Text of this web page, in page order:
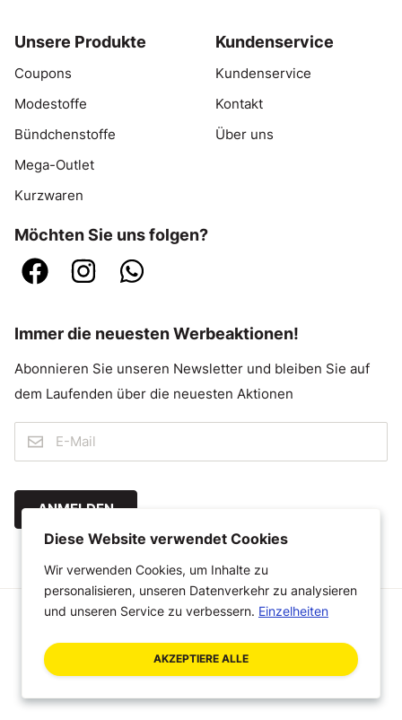
Unsere Produkte
Coupons
Modestoffe
Bündchenstoffe
Mega-Outlet
Kurzwaren
Kundenservice
Kundenservice
Kontakt
Über uns
Möchten Sie uns folgen?
Immer die neuesten Werbeaktionen!
Abonnieren Sie unseren Newsletter und bleiben Sie auf
dem Laufenden über die neuesten Aktionen
ANMELDEN
© 2026 Megastoffen
Geschäftsbedingungen
Haftungsausschluss
Datenschutzerklärung
Diese Website verwendet Cookies
Wir verwenden Cookies, um Inhalte zu
personalisieren, unseren Datenverkehr zu analysieren
und unseren Service zu verbessern. Einzelheiten
AKZEPTIERE ALLE